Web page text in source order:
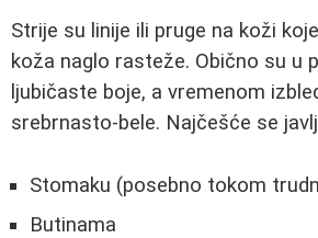
Strije su linije ili pruge na koži
koža naglo rasteže. Obično su u
ljubičaste boje, a vremenom
srebrnasto-bele. Najčešće se
Stomaku (posebno tokom
Butinama